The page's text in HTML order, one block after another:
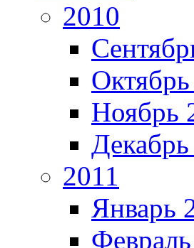
2010
Ноябрь
2011
Январь